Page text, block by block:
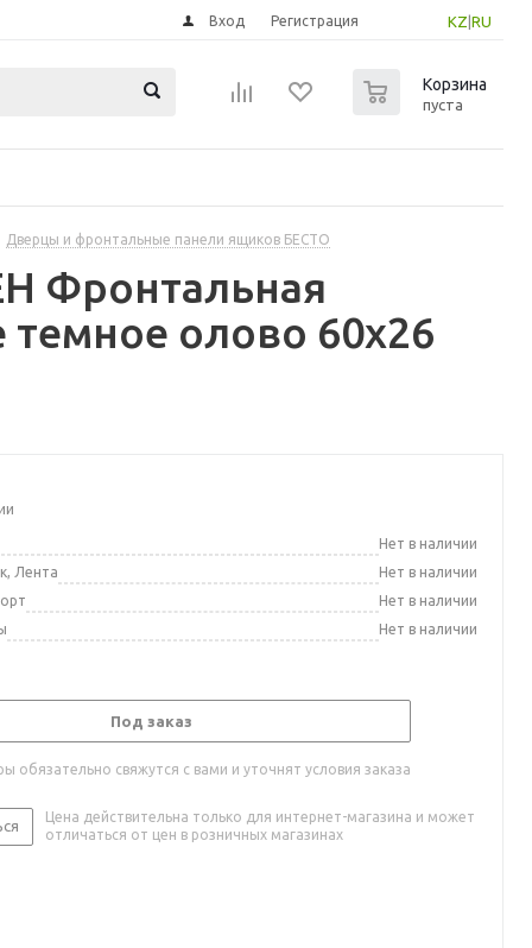
KZ RU
Вход Регистрация
Корзина
пуста
Дверцы и фронтальные панели ящиков БЕСТО
Фронтальная
олово 60x26
Нет в наличии
Лента
Нет в наличии
Нет в наличии
Нет в наличии
Под заказ
обязательно свяжутся с вами и уточнят условия заказа
Цена действительна только для интернет-магазина и может
отличаться от цен в розничных магазинах